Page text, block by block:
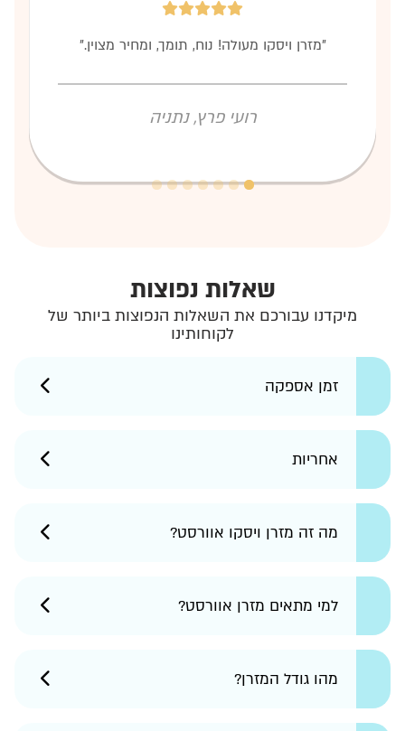
"מזרן ויסקו מעולה! נוח, תומך, ומחיר מצוין."
רועי פרץ, נתניה
שאלות נפוצות
מיקדנו עבורכם את השאלות הנפוצות ביותר של
לקוחותינו
זמן אספקה
אחריות
מה זה מזרן ויסקו אוורסט?
למי מתאים מזרן אוורסט?
מהו גודל המזרן?